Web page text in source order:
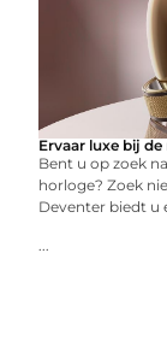
Ervaar luxe bij
Bent u op zoek
horloge? Zoek
Deventer biedt u
...